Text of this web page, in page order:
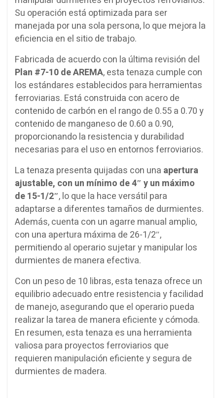
Su operación está optimizada para ser
manejada por una sola persona, lo que mejora la
eficiencia en el sitio de trabajo.
Fabricada de acuerdo con la última revisión del
Plan #7-10 de AREMA, esta tenaza cumple con
los estándares establecidos para herramientas
ferroviarias. Está construida con acero de
contenido de carbón en el rango de 0.55 a 0.70 y
contenido de manganeso de 0.60 a 0.90,
proporcionando la resistencia y durabilidad
necesarias para el uso en entornos ferroviarios.
La tenaza presenta quijadas con una apertura
ajustable, con un mínimo de 4″ y un máximo
de 15-1/2″, lo que la hace versátil para
adaptarse a diferentes tamaños de durmientes.
Además, cuenta con un agarre manual amplio,
con una apertura máxima de 26-1/2″,
permitiendo al operario sujetar y manipular los
durmientes de manera efectiva.
Con un peso de 10 libras, esta tenaza ofrece un
equilibrio adecuado entre resistencia y facilidad
de manejo, asegurando que el operario pueda
realizar la tarea de manera eficiente y cómoda.
En resumen, esta tenaza es una herramienta
valiosa para proyectos ferroviarios que
requieren manipulación eficiente y segura de
durmientes de madera.